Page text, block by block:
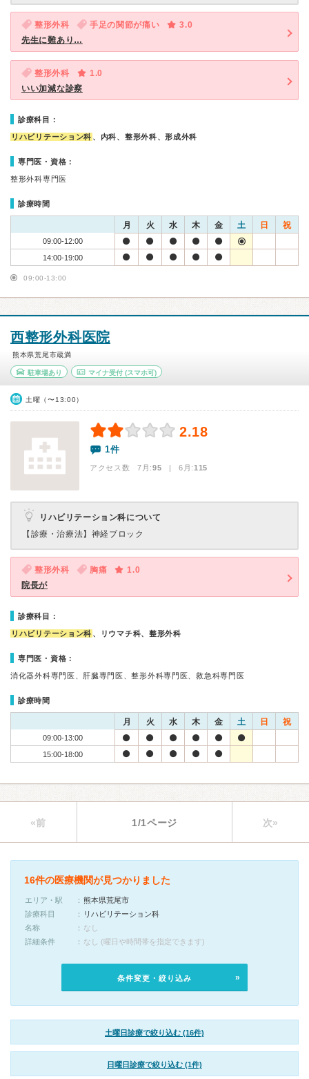
整形外科 手足の関節が痛い
3.0
先生に難あり…
整形外科
1.0
いい加減な診察
診療科目：
リハビリテーション科 、内科、整形外科、形成外科
専門医・資格：
整形外科専門医
診療時間
月 火 水 木 金 土 日 祝
09:00-12:00
14:00-19:00
09:00-13:00
西整形外科医院
熊本県荒尾市蔵満
駐車場あり マイナ受付(スマホ可)
土曜（〜13:00）
2.18
1件
アクセス数 7月:95 | 6月:115
リハビリテーション科について
【診療・治療法】 神経ブロック
整形外科 胸痛
1.0
院長が
診療科目：
リハビリテーション科 、リウマチ科、整形外科
専門医・資格：
消化器外科専門医、肝臓専門医、整形外科専門医、救急科専門医
診療時間
月 火 水 木 金 土 日 祝
09:00-13:00
15:00-18:00
«前 1/1ページ 次»
16件の医療機関が見つかりました
エリア・駅
熊本県荒尾市
診療科目
リハビリテーション科
名称
なし
詳細条件
なし (曜日や時間帯を指定できます)
条件変更・絞り込み
土曜日診療で絞り込む (16件)
日曜日診療で絞り込む (1件)